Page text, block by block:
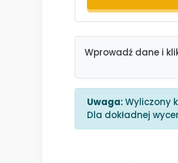
Wprowadź dane i
Uwaga:Wyliczony
Dla dokładnej